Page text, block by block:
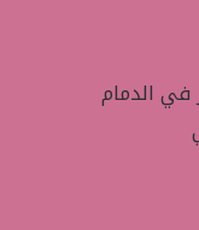
في الدمام